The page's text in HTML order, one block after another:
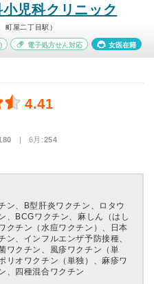
児科クリニック
町屋二丁目駅）
電子処方せん対応 女医在籍
4.41
| 6月:254
ン、B型肝炎ワクチン、ロタウ
、BCGワクチン、麻しん（はし
クチン（水痘ワクチン）、日本
ン、インフルエンザ予防接種、
ワクチン、風疹ワクチン（単
リオワクチン（単独）、麻疹ワ
、四種混合ワクチン